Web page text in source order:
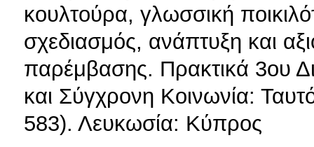
κουλτούρα, γλωσσική
σχεδιασμός, ανάπτυξη και
παρέμβασης. Πρακτικά 3ου
και Σύγχρονη Κοινωνία:
583). Λευκωσία: Κύπρος